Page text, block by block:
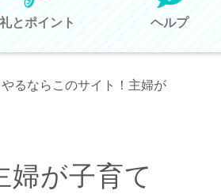
とポイント ヘルプ
るならこのサイト！主婦が
が子育て